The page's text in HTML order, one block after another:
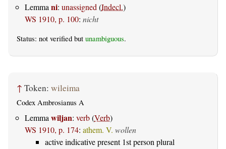
Lemma ni: unassigned (Indecl.)
WS 1910, p. 100: nicht
Status: not verified but unambiguous.
↑ Token: wileima
Codex Ambrosianus A
Lemmawiljan: verb(Verb)
WS 1910, p. 174: athem. V. wollen
active indicative present 1st person plural